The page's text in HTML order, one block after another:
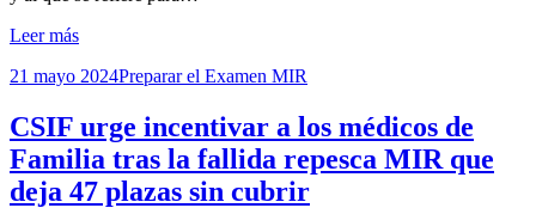
Leer más
Publicada
21 mayo 2024Preparar el Examen MIR
CSIF urge incentivar a los médicos de
Familia tras la fallida repesca MIR que
deja 47 plazas sin cubrir